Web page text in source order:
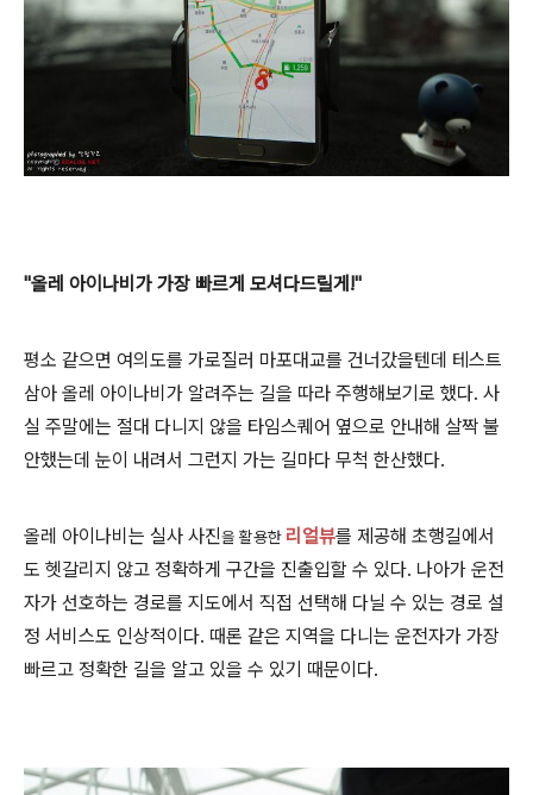
"올레 아이나비가 가장 빠르게 모셔다드릴게!"
평소 같으면 여의도를 가로질러 마포대교를 건너갔을텐데 테스트
삼아 올레 아이나비가 알려주는 길을 따라 주행해보기로 했다. 사
실 주말에는 절대 다니지 않을 타임스퀘어 옆으로 안내해 살짝 불
안했는데 눈이 내려서 그런지 가는 길마다 무척 한산했다.
올레 아이나비는 실사 사진을 활용한 리얼뷰를 제공해 초행길에서
도 헷갈리지 않고 정확하게 구간을 진출입할 수 있다. 나아가 운전
자가 선호하는 경로를 지도에서 직접 선택해 다닐 수 있는 경로 설
정 서비스도 인상적이다. 때론 같은 지역을 다니는 운전자가 가장
빠르고 정확한 길을 알고 있을 수 있기 때문이다.